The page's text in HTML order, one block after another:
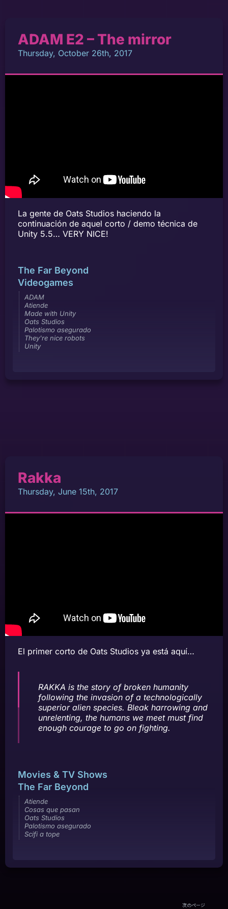
ADAM E2 – The mirror
Thursday, October 26th, 2017
La gente de Oats Studios haciendo la
continuación de aquel corto / demo técnica de
Unity 5.5… VERY NICE!
The Far Beyond
Videogames
ADAM
Atiende
Made with Unity
Oats Studios
Palotismo asegurado
They're nice robots
Unity
Rakka
Thursday, June 15th, 2017
El primer corto de Oats Studios ya está aquí…
RAKKA is the story of broken humanity
following the invasion of a technologically
superior alien species. Bleak harrowing and
unrelenting, the humans we meet must find
enough courage to go on fighting.
Movies & TV Shows
The Far Beyond
Atiende
Cosas que pasan
Oats Studios
Palotismo asegurado
Scifi a tope
次のページ